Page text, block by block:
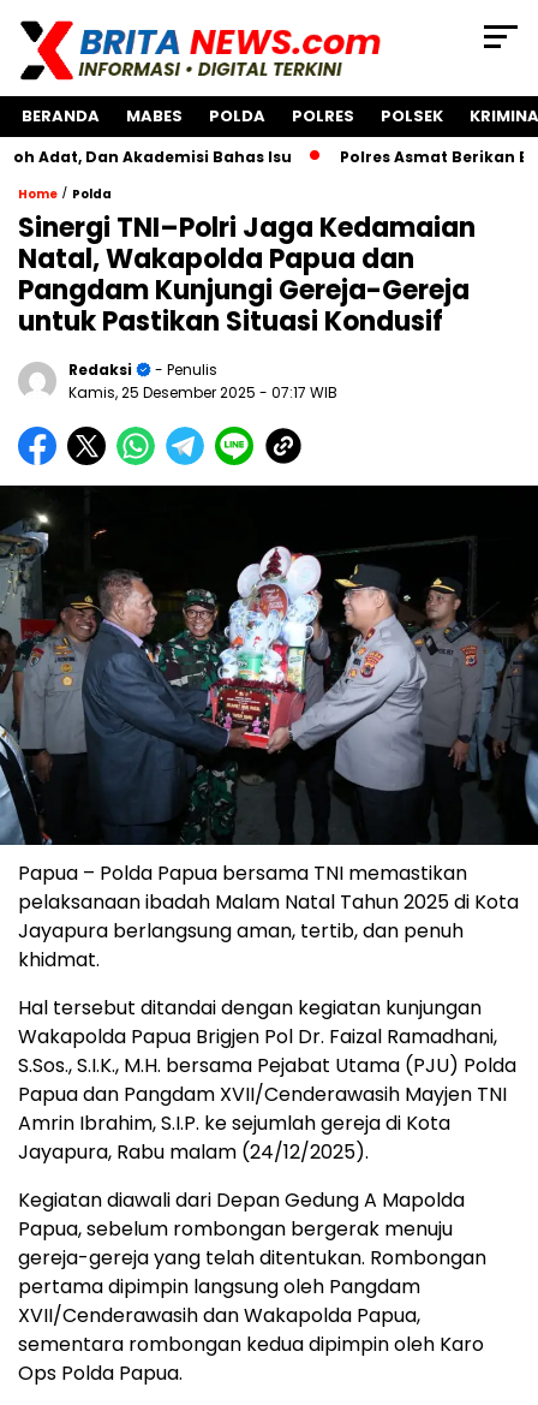
BERANDA MABES POLDA POLRES POLSEK
Akademisi Bahas Isu Polres Asmat Berikan Bantuan
Home / Polda
Sinergi TNI–Polri Jaga Kedamaian
Natal, Wakapolda Papua dan
Pangdam Kunjungi Gereja-Gereja
untuk Pastikan Situasi Kondusif
Redaksi
- Penulis
Kamis, 25 Desember 2025 - 07:17 WIB
Papua – Polda Papua bersama TNI memastikan
pelaksanaan ibadah Malam Natal Tahun 2025 di Kota
Jayapura berlangsung aman, tertib, dan penuh
khidmat.
Hal tersebut ditandai dengan kegiatan kunjungan
Wakapolda Papua Brigjen Pol Dr. Faizal Ramadhani,
S.Sos., S.I.K., M.H. bersama Pejabat Utama (PJU) Polda
Papua dan Pangdam XVII/Cenderawasih Mayjen TNI
Amrin Ibrahim, S.I.P. ke sejumlah gereja di Kota
Jayapura, Rabu malam (24/12/2025).
Kegiatan diawali dari Depan Gedung A Mapolda
Papua, sebelum rombongan bergerak menuju
gereja-gereja yang telah ditentukan. Rombongan
pertama dipimpin langsung oleh Pangdam
XVII/Cenderawasih dan Wakapolda Papua,
sementara rombongan kedua dipimpin oleh Karo
Ops Polda Papua.